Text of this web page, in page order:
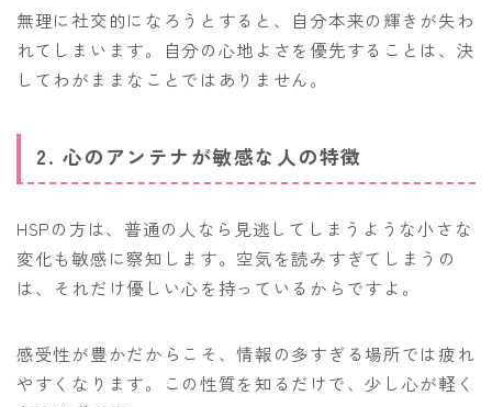
無理に社交的になろうとすると、自分本来の輝きが失わ
れてしまいます。自分の心地よさを優先することは、決
してわがままなことではありません。
2. 心のアンテナが敏感な人の特徴
HSPの方は、普通の人なら見逃してしまうような小さな
変化も敏感に察知します。空気を読みすぎてしまうの
は、それだけ優しい心を持っているからですよ。
感受性が豊かだからこそ、情報の多すぎる場所では疲れ
やすくなります。この性質を知るだけで、少し心が軽く